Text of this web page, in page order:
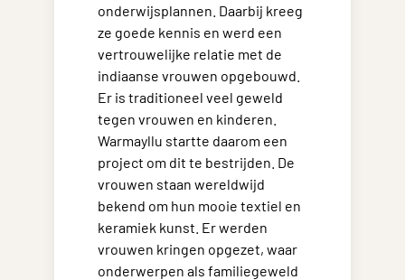
onderwijsplannen. Daarbij kreeg
ze goede kennis en werd een
vertrouwelijke relatie met de
indiaanse vrouwen opgebouwd.
Er is traditioneel veel geweld
tegen vrouwen en kinderen.
Warmayllu startte daarom een
project om dit te bestrijden. De
vrouwen staan wereldwijd
bekend om hun mooie textiel en
keramiek kunst. Er werden
vrouwen kringen opgezet, waar
onderwerpen als familiegeweld